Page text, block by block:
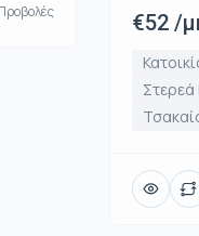
€52 /